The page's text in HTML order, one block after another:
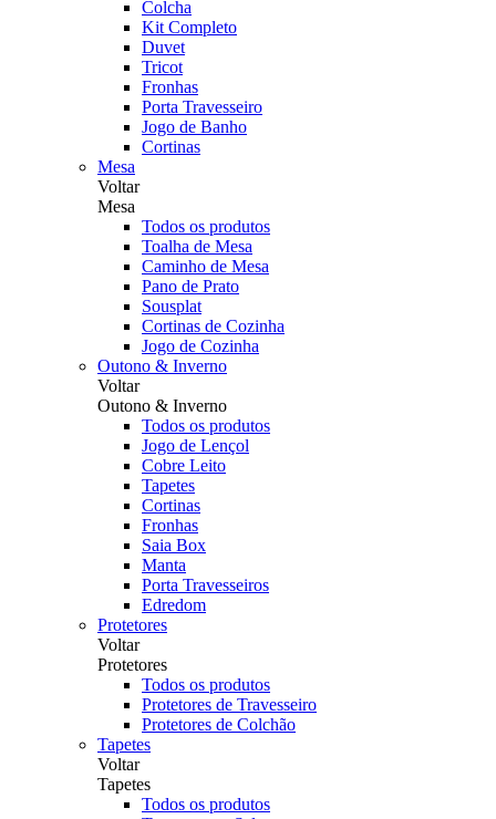
Colcha
Kit Completo
Duvet
Tricot
Fronhas
Porta Travesseiro
Jogo de Banho
Cortinas
Mesa
Voltar
Mesa
Todos os produtos
Toalha de Mesa
Caminho de Mesa
Pano de Prato
Sousplat
Cortinas de Cozinha
Jogo de Cozinha
Outono & Inverno
Voltar
Outono & Inverno
Todos os produtos
Jogo de Lençol
Cobre Leito
Tapetes
Cortinas
Fronhas
Saia Box
Manta
Porta Travesseiros
Edredom
Protetores
Voltar
Protetores
Todos os produtos
Protetores de Travesseiro
Protetores de Colchão
Tapetes
Voltar
Tapetes
Todos os produtos